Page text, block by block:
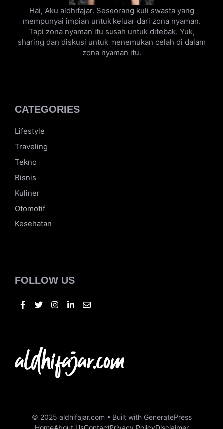
CATEGORIES
Lifestyle
Traveling
Tekno
Kesehatan